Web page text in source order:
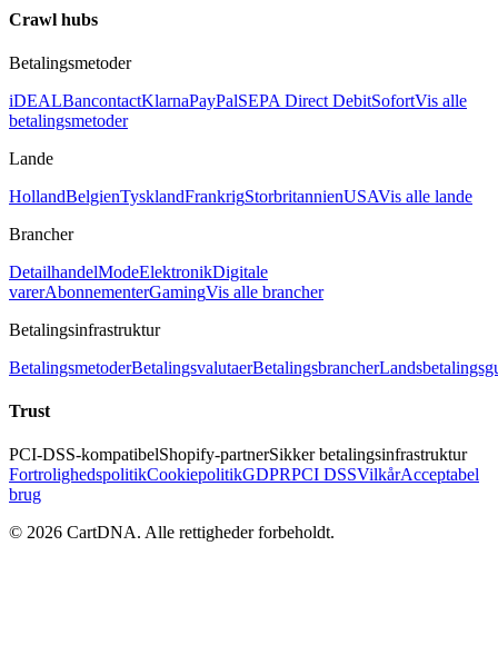
Crawl hubs
Betalingsmetoder
iDEALBancontactKlarnaPayPalSEPA Direct DebitSofortVis alle
betalingsmetoder
Lande
HollandBelgienTysklandFrankrigStorbritannienUSAVis alle lande
Brancher
DetailhandelModeElektronikDigitale
varerAbonnementerGamingVis alle brancher
Betalingsinfrastruktur
BetalingsmetoderBetalingsvalutaerBetalingsbrancher
Trust
PCI-DSS-kompatibelShopify-partnerSikker betalingsinfrastruktur
FortrolighedspolitikCookiepolitikGDPRPCI DSSVilkårAcceptabel
brug
© 2026 CartDNA. Alle rettigheder forbeholdt.